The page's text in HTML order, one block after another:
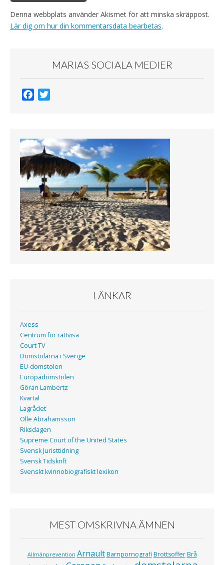
Denna webbplats använder Akismet för att minska skräppost.
Lär dig om hur din kommentarsdata bearbetas.
MARIAS SOCIALA MEDIER
b
o
o
k
t
e
r
LÄNKAR
Axess
Centrum för rättvisa
Court TV
Domstolarna i Sverige
EU-domstolen
Europadomstolen
Göran Lambertz
Kvartal
Lagrådet
Olle Abrahamsson
Riksdagen
Supreme Court of the United States
Svensk Juristtidning
Svensk Tidskrift
Svenskt kvinnobiografiskt lexikon
MEST OMSKRIVNA ÄMNEN
Allmänprevention Arnault Barnpornografi Brottsoffer Brå